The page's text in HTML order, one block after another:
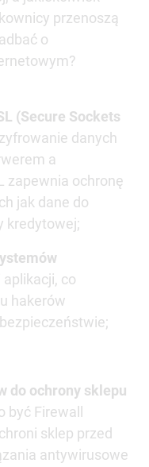
przenoszą
o
(Secure Sockets
danych
a
zapewnia ochronę
jak dane do
kredytowej;
co
hakerów
do ochrony sklepu
być Firewall
sklep przed
antywirusowe